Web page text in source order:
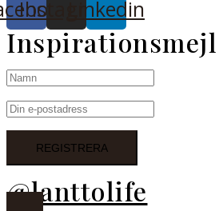
InstagramLinkedin
Inspirationsmejl
@lanttolife